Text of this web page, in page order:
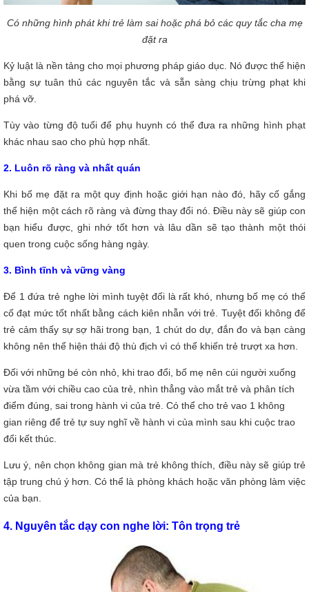
Có những hình phát khi trẻ làm sai hoặc phá bỏ các quy tắc cha mẹ
đặt ra
Kỷ luật là nền tảng cho mọi phương pháp giáo dục. Nó được thể hiện
bằng sự tuân thủ các nguyên tắc và sẵn sàng chịu trừng phạt khi
phá vỡ.
Tùy vào từng độ tuổi để phụ huynh có thể đưa ra những hình phạt
khác nhau sao cho phù hợp nhất.
2. Luôn rõ ràng và nhất quán
Khi bố mẹ đặt ra một quy định hoặc giới hạn nào đó, hãy cố gắng
thể hiện một cách rõ ràng và đừng thay đổi nó. Điều này sẽ giúp con
bạn hiểu được, ghi nhớ tốt hơn và lâu dần sẽ tạo thành một thói
quen trong cuộc sống hàng ngày.
3. Bình tĩnh và vững vàng
Để 1 đứa trẻ nghe lời mình tuyệt đối là rất khó, nhưng bố mẹ có thể
cố đạt mức tốt nhất bằng cách kiên nhẫn với trẻ. Tuyệt đối không để
trẻ cảm thấy sự sợ hãi trong bạn, 1 chút do dự, đắn đo và bạn càng
không nên thể hiện thái độ thù địch vì có thể khiến trẻ trượt xa hơn.
Đối với những bé còn nhỏ, khi trao đổi, bố mẹ nên cúi người xuống
vừa tầm với chiều cao của trẻ, nhìn thẳng vào mắt trẻ và phân tích
điểm đúng, sai trong hành vi của trẻ. Có thể cho trẻ vao 1 không
gian riêng để trẻ tự suy nghĩ về hành vi của mình sau khi cuộc trao
đổi kết thúc.
Lưu ý, nên chọn không gian mà trẻ không thích, điều này sẽ giúp trẻ
tập trung chú ý hơn. Có thể là phòng khách hoặc văn phòng làm việc
của bạn.
4. Nguyên tắc dạy con nghe lời: Tôn trọng trẻ